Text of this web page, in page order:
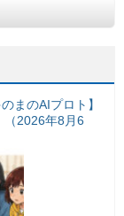
まのAIプロト】
（2026年8月6